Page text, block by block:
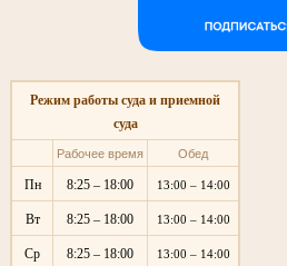
Режим работы суда и приемной
суда
Рабочее время Обед
Пн 8:25 – 18:00 13:00 – 14:00
Вт 8:25 – 18:00 13:00 – 14:00
Ср 8:25 – 18:00 13:00 – 14:00